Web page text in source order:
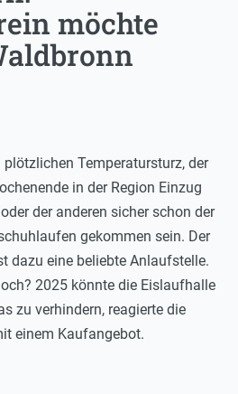
möchte
Temperatursturz, der
in der Region Einzug
der anderen sicher schon der
gekommen sein. Der
dazu eine beliebte Anlaufstelle.
2025 könnte die Eislaufhalle
zu verhindern, reagierte die
einem Kaufangebot.